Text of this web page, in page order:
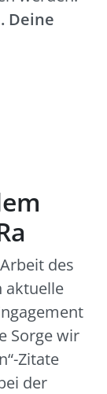
Deine
des
aktuelle
Sorge wir
Zitate
der